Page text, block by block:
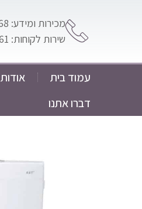
מכירות ומידע: 08-8532768
שירות לקוחות: 08-8521861
עמוד בית אודות
דברו אתנו